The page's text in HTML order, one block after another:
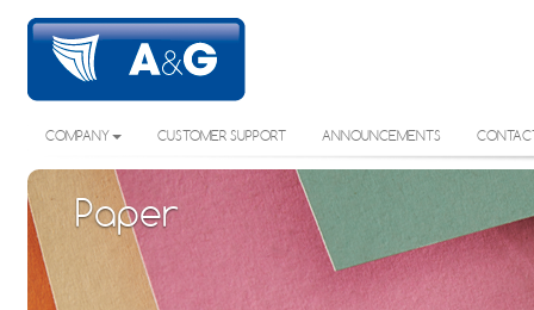
COMPANY CUSTOMER SUPPORT ANNOUNCEMENTS
Paper